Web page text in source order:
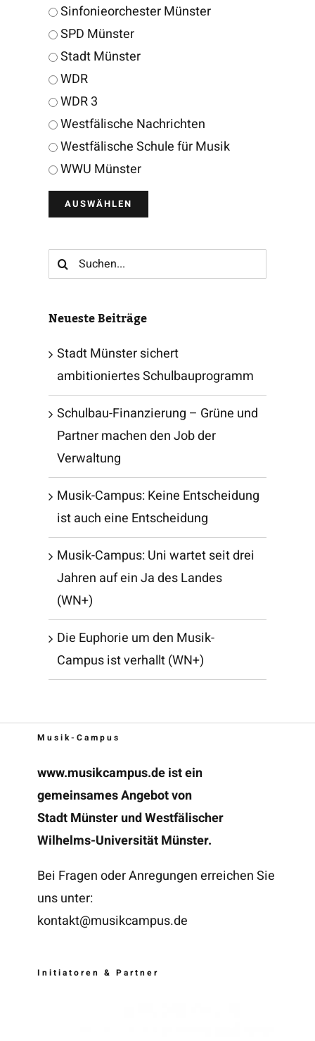
Sinfonieorchester Münster
SPD Münster
Stadt Münster
WDR
WDR 3
Westfälische Nachrichten
Westfälische Schule für Musik
WWU Münster
Suche
nach:
Neueste Beiträge
Stadt Münster sichert
ambitioniertes Schulbauprogramm
Schulbau-Finanzierung – Grüne und
Partner machen den Job der
Verwaltung
Musik-Campus: Keine Entscheidung
ist auch eine Entscheidung
Musik-Campus: Uni wartet seit drei
Jahren auf ein Ja des Landes
(WN+)
Die Euphorie um den Musik-
Campus ist verhallt (WN+)
Musik-Campus
www.musikcampus.deist ein
gemeinsames Angebot von
Stadt Münster und Westfälischer
Wilhelms-Universität Münster.
Bei Fragen oder Anregungen erreichen Sie
uns unter:
kontakt@musikcampus.de
Initiatoren & Partner